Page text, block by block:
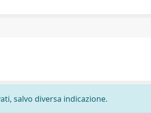
salvo diversa indicazione.